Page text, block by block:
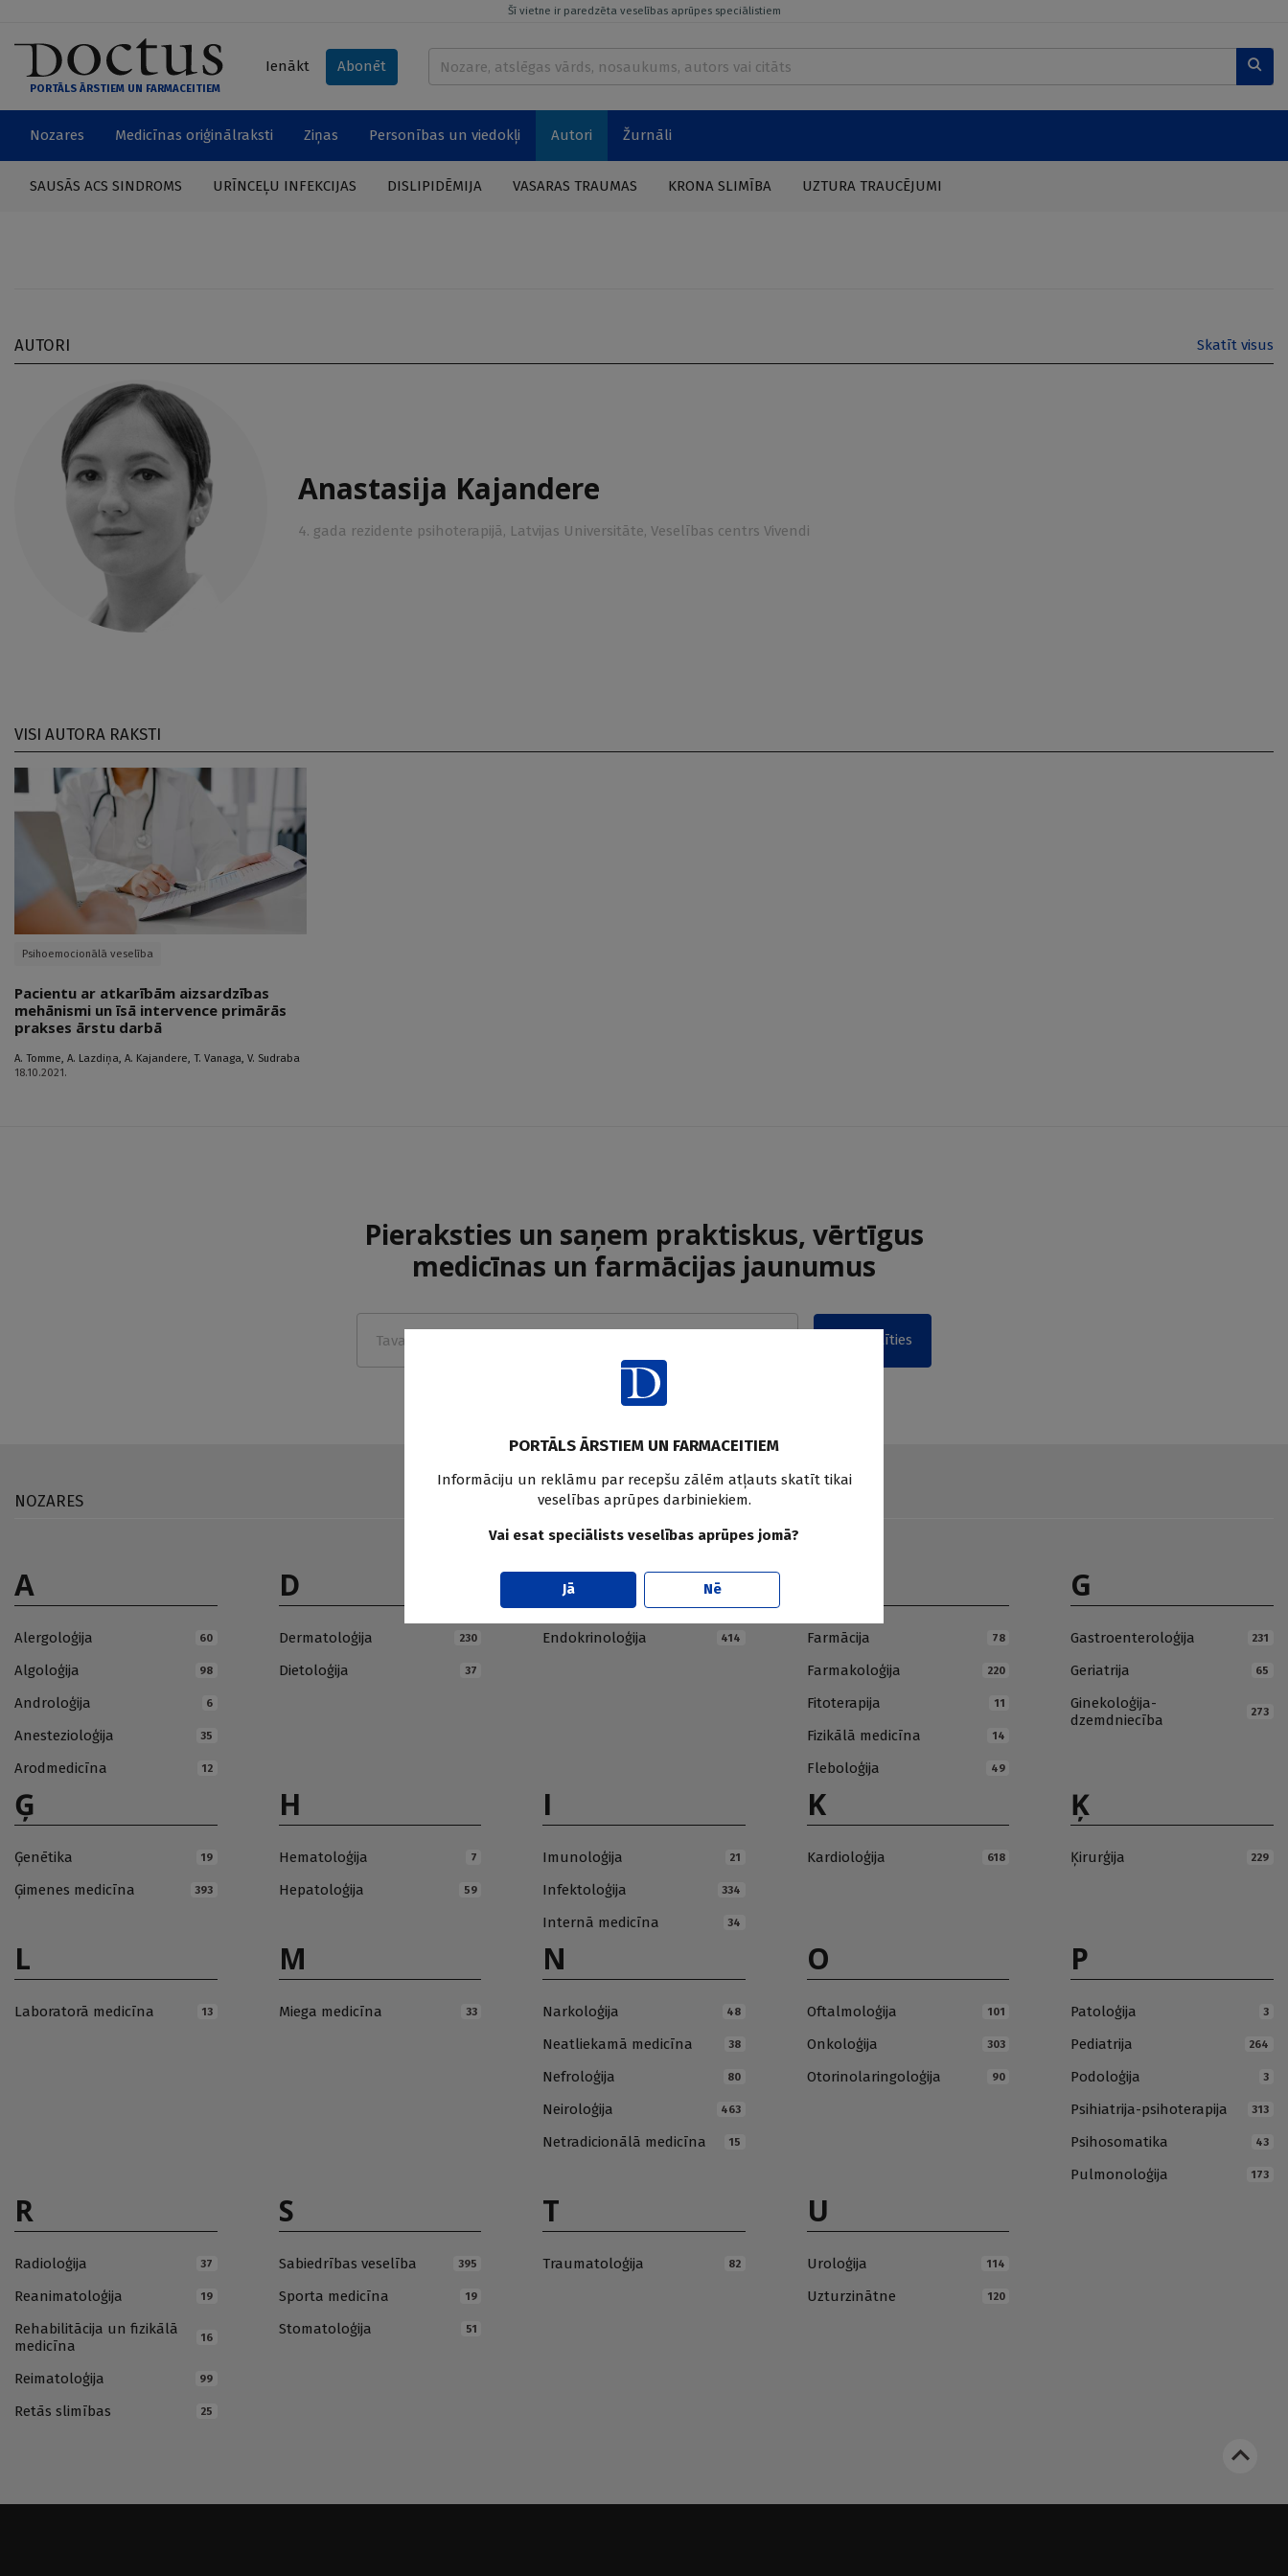
Šī vietne ir paredzēta veselības aprūpes speciālistiem
PORTĀLS ĀRSTIEM UN FARMACEITIEM
Ienākt Abonēt
Nozares Medicīnas oriģinālraksti Ziņas Personības un viedokļi Autori Žurnāli
SAUSĀS ACS SINDROMS URĪNCEĻU INFEKCIJAS DISLIPIDĒMIJA VASARAS TRAUMAS KRONA SLIMĪBA UZTURA TRAUCĒJUMI
AUTORI Skatīt visus
Anastasija Kajandere
4. gada rezidente psihoterapijā, Latvijas Universitāte, Veselības centrs Vivendi
VISI AUTORA RAKSTI
Psihoemocionālā veselība
Pacientu ar atkarībām aizsardzības
mehānismi un īsā intervence primārās
prakses ārstu darbā
A. Tomme, A. Lazdiņa, A. Kajandere, T. Vanaga, V. Sudraba
18.10.2021.
Pieraksties un saņem praktiskus, vērtīgus
medicīnas un farmācijas jaunumus
Pierakstīties
NOZARES
A
Alergoloģija 60
Algoloģija 98
Androloģija 6
Anestezioloģija 35
Arodmedicīna 12
D
Dermatoloģija 230
Dietoloģija 37
E
Endokrinoloģija 414 Farmācija 78
Farmakoloģija 220
Fitoterapija 11
Fizikālā medicīna 14
Fleboloģija 49
G
Gastroenteroloģija 231
Geriatrija 65
Ginekoloģija-
dzemdniecība
273
Ģ
Ģenētika 19
Ģimenes medicīna 393
H
Hematoloģija 7
Hepatoloģija 59
I
Imunoloģija 21
Infektoloģija 334
Internā medicīna 34
K
Kardioloģija 618
Ķ
Ķirurģija 229
L
Laboratorā medicīna 13
M
Miega medicīna 33
N
Narkoloģija 48
Neatliekamā medicīna 38
Nefroloģija 80
Neiroloģija 463
Netradicionālā medicīna 15
O
Oftalmoloģija 101
Onkoloģija 303
Otorinolaringoloģija 90
P
Patoloģija 3
Pediatrija 264
Podoloģija 3
Psihiatrija-psihoterapija 313
Psihosomatika 43
Pulmonoloģija 173
R
Radioloģija 37
Reanimatoloģija 19
Rehabilitācija un fizikālā
medicīna
16
Reimatoloģija 99
Retās slimības 25
S
Sabiedrības veselība 395
Sporta medicīna 19
Stomatoloģija 51
T
Traumatoloģija 82
U
Uroloģija 114
Uzturzinātne 120
PORTĀLS ĀRSTIEM UN FARMACEITIEM
Informāciju un reklāmu par recepšu zālēm atļauts skatīt tikai
veselības aprūpes darbiniekiem.
Vai esat speciālists veselības aprūpes jomā?
Jā Nē